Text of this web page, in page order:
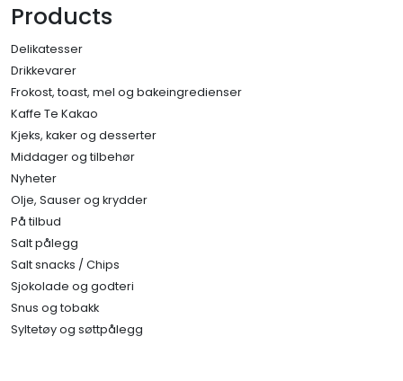
Products
Delikatesser
Drikkevarer
Frokost, toast, mel og bakeingredienser
Kaffe Te Kakao
Kjeks, kaker og desserter
Middager og tilbehør
Nyheter
Olje, Sauser og krydder
På tilbud
Salt pålegg
Salt snacks / Chips
Sjokolade og godteri
Snus og tobakk
Syltetøy og søttpålegg